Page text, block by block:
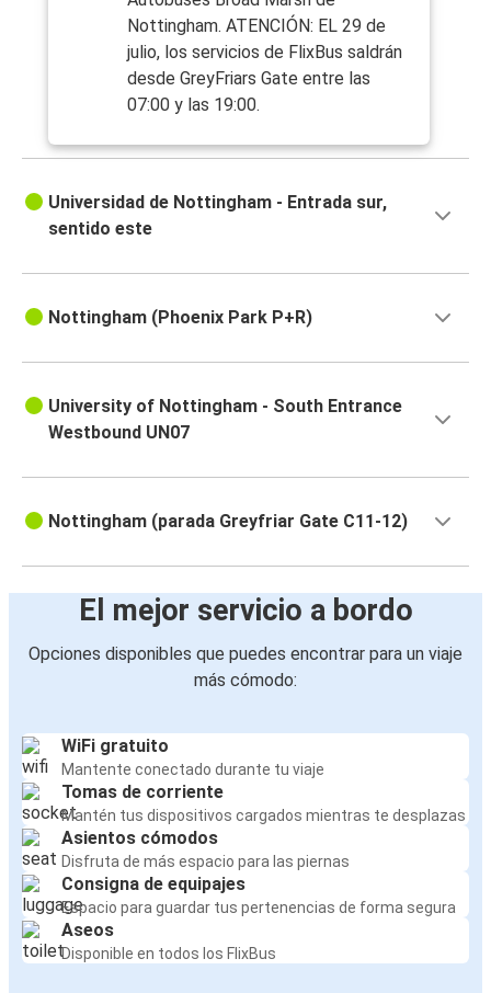
Nottingham. ATENCIÓN: EL 29 de
julio, los servicios de FlixBus saldrán
desde GreyFriars Gate entre las
07:00 y las 19:00.
Universidad de Nottingham - Entrada sur,
sentido este
Nottingham (Phoenix Park P+R)
University of Nottingham - South Entrance
Westbound UN07
Nottingham (parada Greyfriar Gate C11-12)
El mejor servicio a bordo
Opciones disponibles que puedes encontrar para un viaje
más cómodo:
WiFi gratuito
Mantente conectado durante tu viaje
Tomas de corriente
Mantén tus dispositivos cargados mientras te desplazas
Asientos cómodos
Disfruta de más espacio para las piernas
Consigna de equipajes
Espacio para guardar tus pertenencias de forma segura
Aseos
Disponible en todos los FlixBus